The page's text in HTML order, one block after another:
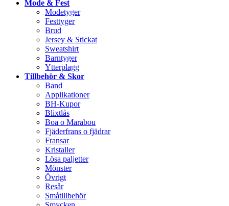
Mode & Fest
Modetyger
Festtyger
Brud
Jersey & Stickat
Sweatshirt
Barntyger
Ytterplagg
Tillbehör & Skor
Band
Applikationer
BH-Kupor
Blixtlås
Boa o Marabou
Fjäderfrans o fjädrar
Fransar
Kristaller
Lösa paljetter
Mönster
Övrigt
Resår
Småtillbehör